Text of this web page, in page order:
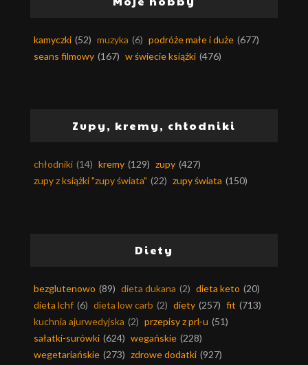
kamyczki (52) muzyka (6) podróże małe i duże (677)
seans filmowy (167) w świecie książki (476)
Zupy, kremy, chłodniki
chłodniki (14) kremy (129) zupy (427)
zupy z książki "zupy świata" (22) zupy świata (150)
Diety
bezglutenowo (89) dieta dukana (2) dieta keto (20)
dieta lchf (6) dieta low carb (2) diety (257) fit (713)
kuchnia ajurwedyjska (2) przepisy z prl-u (51)
sałatki-surówki (624) wegańskie (228)
wegetariańskie (273) zdrowe dodatki (927)